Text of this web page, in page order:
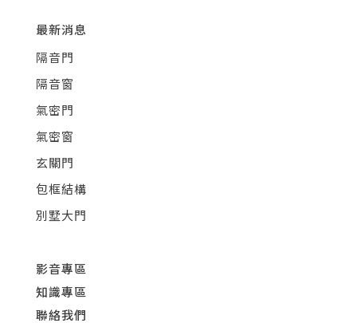
最新消息
隔音門
隔音窗
氣密門
氣密窗
玄關門
包框結構
別墅大門
影音專區
知識專區
聯絡我們